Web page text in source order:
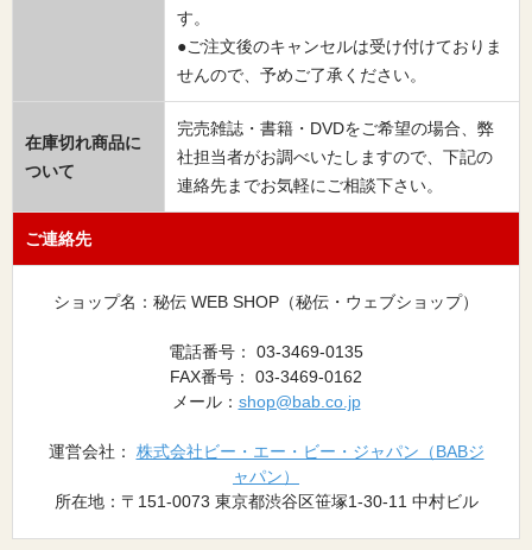
す。
●ご注文後のキャンセルは受け付けておりま
せんので、予めご了承ください。
在庫切れ商品に
ついて
完売雑誌・書籍・DVDをご希望の場合、弊
社担当者がお調べいたしますので、下記の
連絡先までお気軽にご相談下さい。
ご連絡先
ショップ名：秘伝 WEB SHOP（秘伝・ウェブショップ）
電話番号： 03-3469-0135
FAX番号： 03-3469-0162
メール： shop@bab.co.jp
運営会社： 株式会社ビー・エー・ビー・ジャパン（BABジ
ャパン）
所在地：〒151-0073 東京都渋谷区笹塚1-30-11 中村ビル